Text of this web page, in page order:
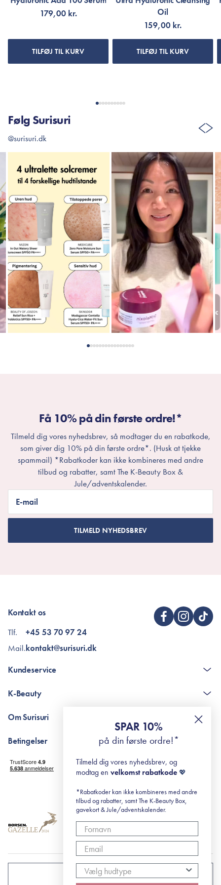
179,00 kr.
TILFØJ TIL KURV
Oil
159,00 kr.
TILFØJ TIL KURV
Følg Surisuri
@surisuri.dk
Få 10% på din første ordre!*
Tilmeld dig vores nyhedsbrev, så modtager du en rabatkode,
som giver dig 10% på din første ordre*. (Husk at tjekke
spammail) *Rabatkoder kan ikke kombineres med andre
tilbud og rabatter, samt The K-Beauty Box &
Jule/adventskalender.
E-mail
TILMELD NYHEDSBREV
Kontakt os
Tlf.
Mail.
+45 53 70 97 24
kontakt@surisuri.dk
Kundeservice
The K-Beauty Box - spørgsmål og svar
RE-ZIP
K-Beauty
Retinol for begyndere
surisuri's mini guide til rosacea
Om Surisuri
Black Friday
Betingelser
Levering og returnering
Handelsbetingelser
Abonnementsbetingelser
DANMARK
SPAR 10%
på din første ordre!*
Tilmeld dig vores nyhedsbrev, og
modtag en velkomst rabatkode 💖
*Rabatkoder kan ikke kombineres med andre
tilbud og rabatter, samt The K-Beauty Box,
gavekort & Jule/adventskalender.